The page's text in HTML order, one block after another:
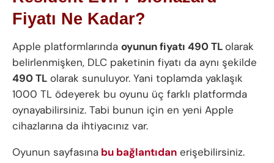
Fiyatı Ne Kadar?
Apple platformlarında oyunun fiyatı 490 TLolarak
belirlenmişken, DLC paketinin fiyatı da aynı şekilde
490 TL olarak sunuluyor. Yani toplamda yaklaşık
1000 TL ödeyerek bu oyunu üç farklı platformda
oynayabilirsiniz. Tabi bunun için en yeni Apple
cihazlarına da ihtiyacınız var.
Oyunun sayfasına bu bağlantıdan erişebilirsiniz.